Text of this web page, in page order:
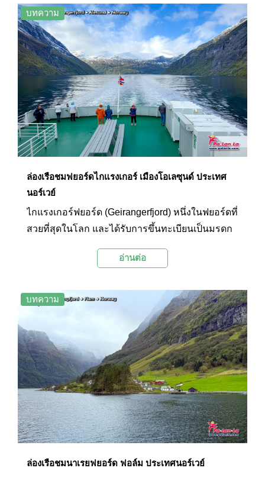
บทความ
ล่องเรือชมฟยอร์ดไกแรงเกอร์ เมืองโอเลซุนด์ ประเทศ
นอร์เวย์
ไกแรงเกอร์ฟยอร์ด (Geirangerfjord) หนึ่งในฟยอร์ดที่
สวยที่สุดในโลก และได้รับการขึ้นทะเบียนเป็นมรดก
ภูมิประเทศที่เป็นเอกลักษณ์ของหน้าผาสูงชัน น้ำตกที่
ยอร์ด ทำให้ไกแรงเกอร์ฟยอร์ดเป็นจุดหมายปลาย
ทางยอดนิยมสำหรับนักท่องเที่ยวที่ต้องการสัมผัส
ความงามของธรรมชาติอันบริสุทธิ์แห่งนอร์เวย์
อ่านต่อ
บทความ
ล่องเรือชมนาเรยฟยอร์ด ฟอล์ม ประเทศนอร์เวย์